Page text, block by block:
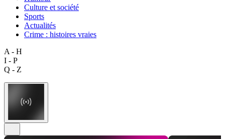
Culture et société
Sports
Actualités
Crime : histoires vraies
A - H
I - P
Q - Z